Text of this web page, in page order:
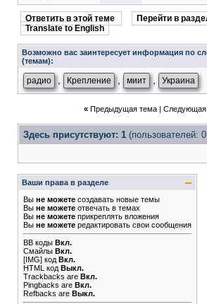
Ответить в этой теме
Перейти в
Translate to English
Возможно вас заинтересует информация по
(темам):
радио Крепление миит Украина
« Предыдущая тема| Следующая
Здесь присутствуют: 1 (пользователей:
Ваши права в разделе
Вы не можете создавать новые темы
Вы не можете отвечать в темах
Вы не можете прикреплять вложения
Вы не можете редактировать свои сообщения
BB коды Вкл.
Смайлы Вкл.
[IMG] код Вкл.
HTML код Выкл.
Trackbacks are Вкл.
Pingbacks are Вкл.
Refbacks are Выкл.